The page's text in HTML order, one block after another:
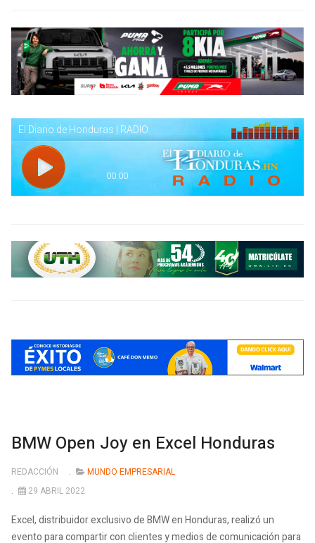
BMW Open Joy en Excel Honduras
REDACCIÓN
MUNDO EMPRESARIAL
29 ABRIL 2022
Excel, distribuidor exclusivo de BMW en Honduras, realizó un
evento para compartir con clientes y medios de comunicación para